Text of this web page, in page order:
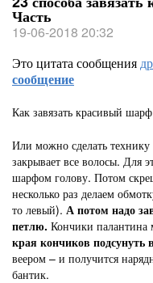
Часть
19-06-2018 20:32
Это цитата сообщения
сообщение
Как завязать красивый
Или можно сделать
закрывает все волосы. Для
шарфом голову. Потом
несколько раз делаем
то левый). А потом надо
петлю. Кончики палантина
края кончиков подсунуть
веером – и получится
бантик.